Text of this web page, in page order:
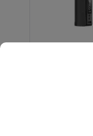
KIT - GEN
Kit Gen PT60 -
Vaporesso se